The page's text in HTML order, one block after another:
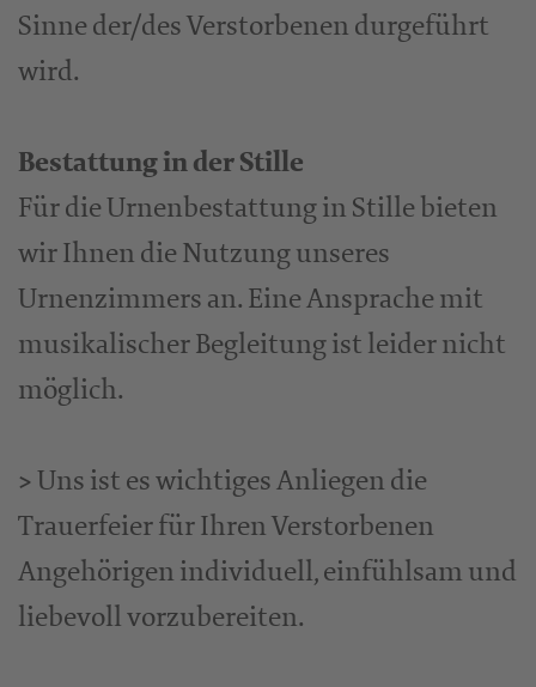
Sinne der/des Verstorbenen durgeführt
wird.
Bestattung in der Stille
Für die Urnenbestattung in Stille bieten
wir Ihnen die Nutzung unseres
Urnenzimmers an. Eine Ansprache mit
musikalischer Begleitung ist leider nicht
möglich.
> Uns ist es wichtiges Anliegen die
Trauerfeier für Ihren Verstorbenen
Angehörigen individuell, einfühlsam und
liebevoll vorzubereiten.